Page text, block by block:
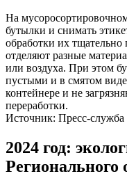
На
бутылки и снимать
обработки их
отделяют разные
или воздуха. При этом
пустыми и в смятом
контейнере и не
переработки.
Источник: Пресс-служба
2024 год:
Регионального